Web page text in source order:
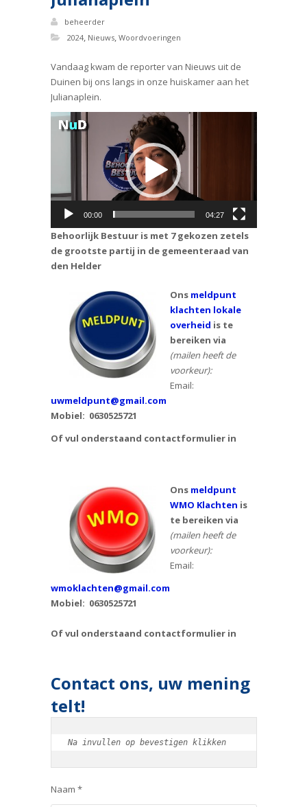
beheerder
2024, Nieuws, Woordvoeringen
Vandaag kwam de reporter van Nieuws uit de
Duinen bij ons langs in onze huiskamer aan het
Julianaplein.
Videospeler
00:00 04:27
Behoorlijk Bestuur is met 7 gekozen zetels
de grootste partij in de gemeenteraad van
den Helder
Ons meldpunt
klachten lokale
overheid is te
bereiken via
(mailen heeft de
voorkeur):
Email:
uwmeldpunt@gmail.com
Mobiel: 0630525721
Of vul onderstaand contactformulier in
Ons meldpunt
WMO Klachten is
te bereiken via
(mailen heeft de
voorkeur):
Email:
wmoklachten@gmail.com
Mobiel: 0630525721
Of vul onderstaand contactformulier in
Contact ons, uw mening
telt!
Na invullen op bevestigen klikken
Naam *